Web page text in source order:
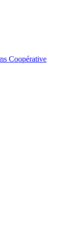
Coopérative